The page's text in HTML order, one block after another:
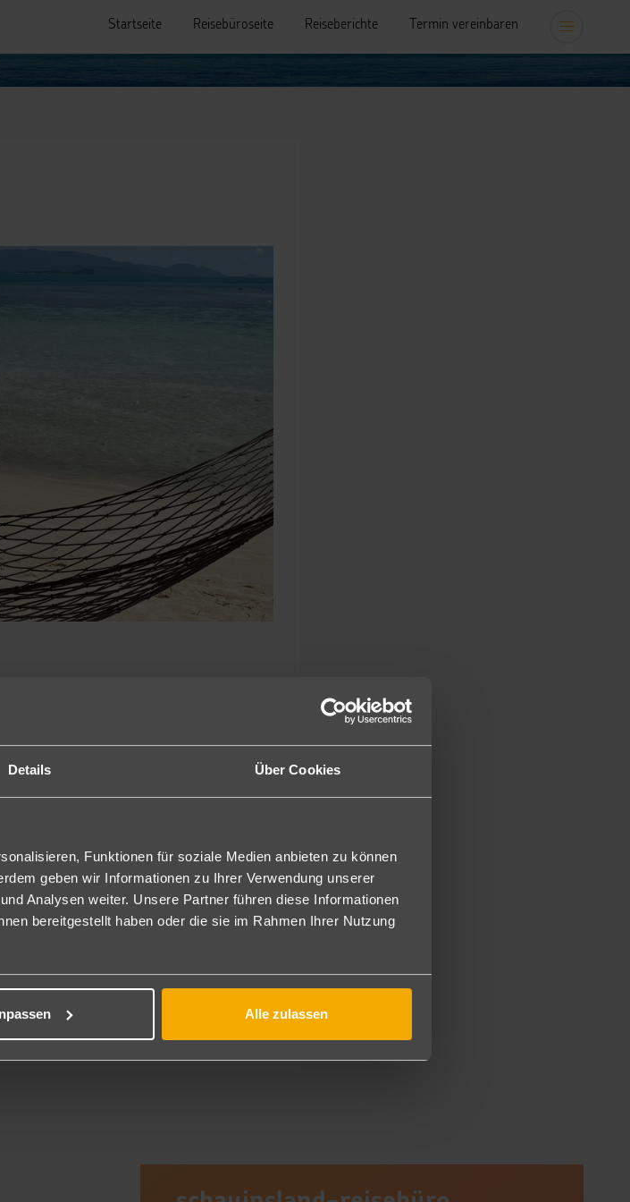
Details Über Cookies
Funktionen für soziale Medien anbieten zu können
geben wir Informationen zu Ihrer Verwendung unserer
Analysen weiter. Unsere Partner führen diese Informationen
bereitgestellt haben oder die sie im Rahmen Ihrer Nutzung
Alle zulassen
Startseite Reisebüroseite Reiseberichte Termin vereinbaren
das türkisfarbene Wasser haben mich
Hike gelangt man zu natürlichen
zudem sehr günstig; überall gab es frische
Natur und Felsen umgeben ist, während das
10 Euro pro Stunde waren ein echtes
Feuershows direkt am Wasser
unvergessliche Momente beschert.
Meine Reiseberichte